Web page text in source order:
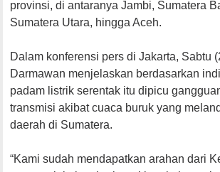
provinsi, di antaranya Jambi, Sumatera
Sumatera Utara, hingga Aceh.
Dalam konferensi pers di Jakarta, Sabtu
Darmawan menjelaskan berdasarkan
padam listrik serentak itu dipicu
transmisi akibat cuaca buruk yang
daerah di Sumatera.
“Kami sudah mendapatkan arahan dari